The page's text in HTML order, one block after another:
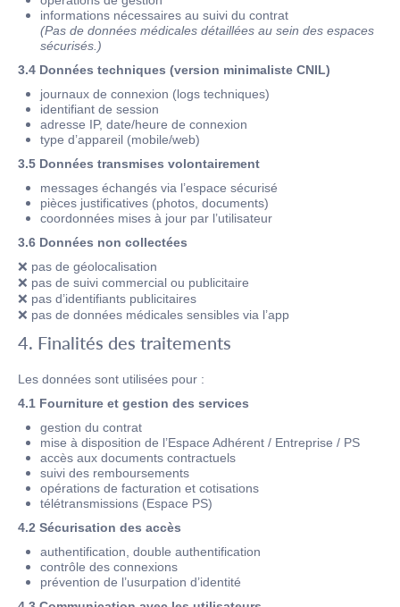
informations nécessaires au suivi du contrat
(Pas de données médicales détaillées au sein des espaces
sécurisés.)
3.4 Données techniques (version minimaliste CNIL)
journaux de connexion (logs techniques)
identifiant de session
adresse IP, date/heure de connexion
type d’appareil (mobile/web)
3.5 Données transmises volontairement
messages échangés via l’espace sécurisé
pièces justificatives (photos, documents)
coordonnées mises à jour par l’utilisateur
3.6 Données non collectées
❌ pas de géolocalisation
❌ pas de suivi commercial ou publicitaire
❌ pas d’identifiants publicitaires
❌ pas de données médicales sensibles via l’app
4. Finalités des traitements
Les données sont utilisées pour :
4.1 Fourniture et gestion des services
gestion du contrat
mise à disposition de l’Espace Adhérent / Entreprise / PS
accès aux documents contractuels
suivi des remboursements
opérations de facturation et cotisations
télétransmissions (Espace PS)
4.2 Sécurisation des accès
authentification, double authentification
contrôle des connexions
prévention de l’usurpation d’identité